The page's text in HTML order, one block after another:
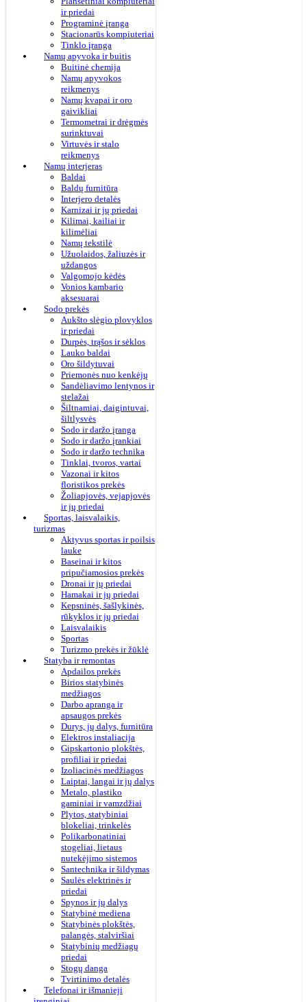
ir priedai
Programinė įranga
Stacionarūs kompiuteriai
Tinklo įranga
Namų apyvoka ir buitis
Buitinė chemija
Namų apyvokos
reikmenys
Namų kvapai ir oro
gaivikliai
Termometrai ir drėgmės
surinktuvai
Virtuvės ir stalo
reikmenys
Namų interjeras
Baldai
Baldų furnitūra
Interjero detalės
Karnizai ir jų priedai
Kilimai, kailiai ir
kilimėliai
Namų tekstilė
Užuolaidos, žaliuzės ir
uždangos
Valgomojo kėdės
Vonios kambario
aksesuarai
Sodo prekės
Aukšto slėgio plovyklos
ir priedai
Durpės, trąšos ir sėklos
Lauko baldai
Oro šildytuvai
Priemonės nuo kenkėjų
Sandėliavimo lentynos ir
stelažai
Šiltnamiai, daigintuvai,
šiltlysvės
Sodo ir daržo įranga
Sodo ir daržo įrankiai
Sodo ir daržo technika
Tinklai, tvoros, vartai
Vazonai ir kitos
floristikos prekės
Žoliapjovės, vejapjovės
ir jų priedai
Sportas, laisvalaikis,
turizmas
Aktyvus sportas ir poilsis
lauke
Baseinai ir kitos
pripučiamosios prekės
Dronai ir jų priedai
Hamakai ir jų priedai
Kepsninės, šašlykinės,
rūkyklos ir jų priedai
Laisvalaikis
Sportas
Turizmo prekės ir žūklė
Statyba ir remontas
Apdailos prekės
Birios statybinės
medžiagos
Darbo apranga ir
apsaugos prekės
Durys, jų dalys, furnitūra
Elektros instaliacija
Gipskartonio plokštės,
profiliai ir priedai
Izoliacinės medžiagos
Laiptai, langai ir jų dalys
Metalo, plastiko
gaminiai ir vamzdžiai
Plytos, statybiniai
blokeliai, trinkelės
Polikarbonatiniai
stogeliai, lietaus
nutekėjimo sistemos
Santechnika ir šildymas
Saulės elektrinės ir
priedai
Spynos ir jų dalys
Statybinė mediena
Statybinės plokštės,
palangės, stalviršiai
Statybinių medžiagų
priedai
Stogų danga
Tvirtinimo detalės
Telefonai ir išmanieji